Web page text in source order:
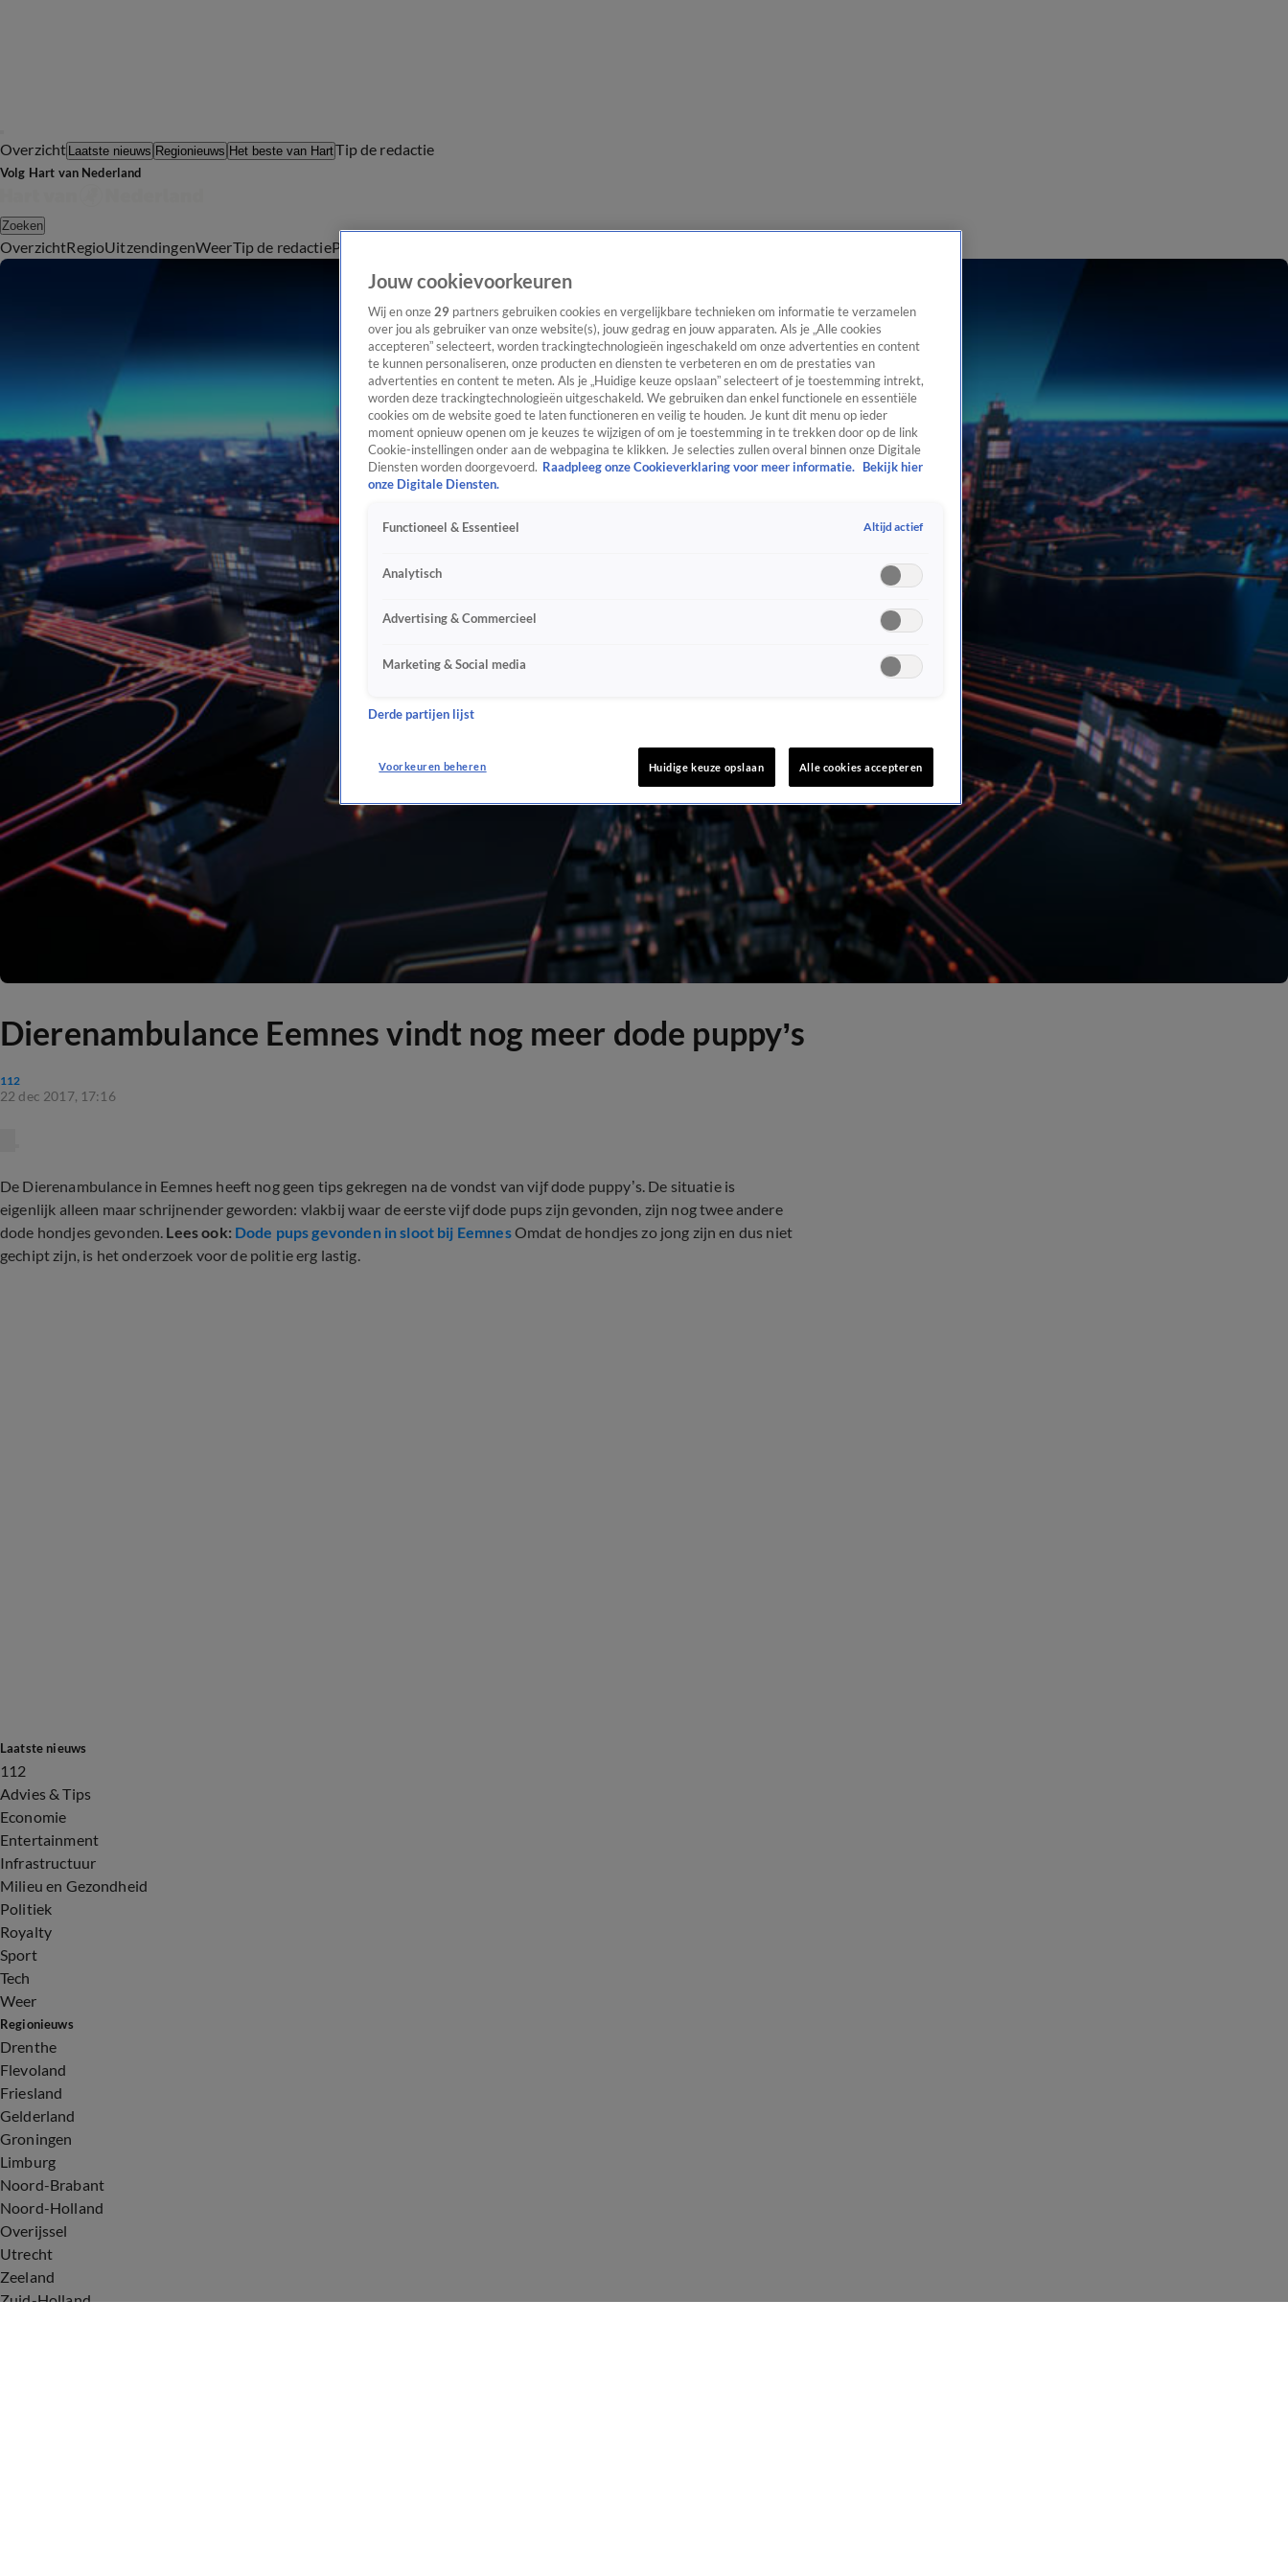
Overzicht Laatste nieuws Regionieuws Het beste van HartTip de redactie
Volg Hart van Nederland
Zoeken
OverzichtRegioUitzendingenWeerTip de redactiePanel
Dierenambulance Eemnes vindt nog meer dode puppy’s
112
22 dec 2017, 17:16
De Dierenambulance in Eemnes heeft nog geen tips gekregen na de vondst van vijf dode puppy’s. De situatie is
eigenlijk alleen maar schrijnender geworden: vlakbij waar de eerste vijf dode pups zijn gevonden, zijn nog twee andere
dode hondjes gevonden. Lees ook: Dode pups gevonden in sloot bij EemnesOmdat de hondjes zo jong zijn en dus niet
gechipt zijn, is het onderzoek voor de politie erg lastig.
Laatste nieuws
112
Advies & Tips
Economie
Entertainment
Infrastructuur
Milieu en Gezondheid
Politiek
Royalty
Sport
Tech
Weer
Regionieuws
Drenthe
Flevoland
Friesland
Gelderland
Groningen
Limburg
Noord-Brabant
Noord-Holland
Overijssel
Utrecht
Zeeland
Zuid-Holland
Jouw cookievoorkeuren
Wij en onze 29 partners gebruiken cookies en vergelijkbare technieken om informatie te verzamelen
over jou als gebruiker van onze website(s), jouw gedrag en jouw apparaten. Als je „Alle cookies
accepteren” selecteert, worden trackingtechnologieën ingeschakeld om onze advertenties en content
te kunnen personaliseren, onze producten en diensten te verbeteren en om de prestaties van
advertenties en content te meten. Als je „Huidige keuze opslaan” selecteert of je toestemming intrekt,
worden deze trackingtechnologieën uitgeschakeld. We gebruiken dan enkel functionele en essentiële
cookies om de website goed te laten functioneren en veilig te houden. Je kunt dit menu op ieder
moment opnieuw openen om je keuzes te wijzigen of om je toestemming in te trekken door op de link
Cookie-instellingen onder aan de webpagina te klikken. Je selecties zullen overal binnen onze Digitale
Diensten worden doorgevoerd. Raadpleeg onze Cookieverklaring voor meer informatie.
Bekijk hier
onze Digitale Diensten.
Functioneel & Essentieel Altijd actief
Analytisch
Advertising & Commercieel
Marketing & Social media
Derde partijen lijst
Voorkeuren beheren Huidige keuze opslaan Alle cookies accepteren